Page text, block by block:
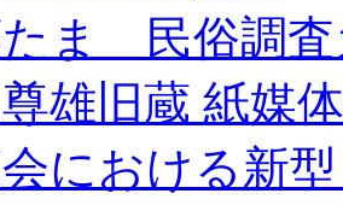
ま 民俗調査
雄旧蔵 紙媒
における新